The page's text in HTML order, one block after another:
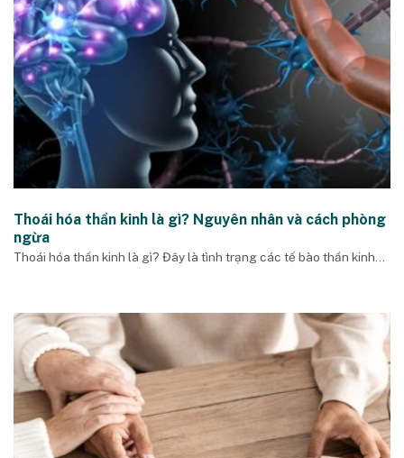
Thoái hóa thần kinh là gì? Nguyên nhân và cách phòng
ngừa
Thoái hóa thần kinh là gì? Đây là tình trạng các tế bào thần kinh...